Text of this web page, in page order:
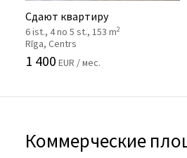
Сдают квартиру
6 ist., 4 no 5 st., 153 m2
Rīga, Centrs
1 400 EUR / мес.
Коммерческие